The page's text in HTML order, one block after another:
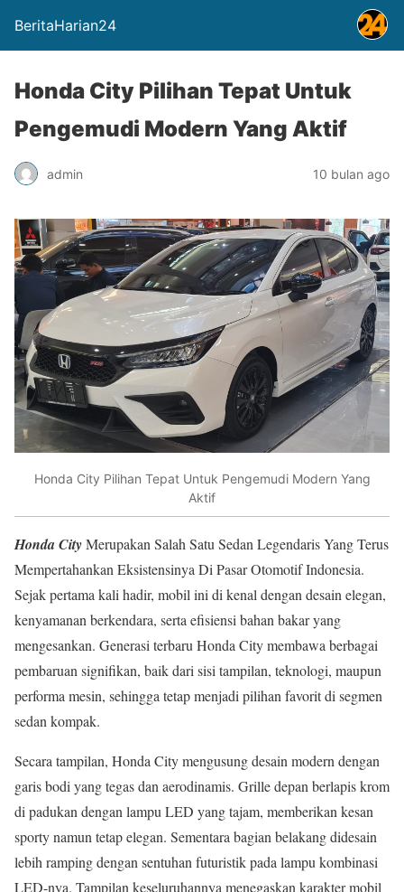
BeritaHarian24
Honda City Pilihan Tepat Untuk
Pengemudi Modern Yang Aktif
admin 10 bulan ago
Honda City Pilihan Tepat Untuk Pengemudi Modern Yang
Aktif
Honda CityMerupakan Salah Satu Sedan Legendaris Yang Terus
Mempertahankan Eksistensinya Di Pasar Otomotif Indonesia.
Sejak pertama kali hadir, mobil ini di kenal dengan desain elegan,
kenyamanan berkendara, serta efisiensi bahan bakar yang
mengesankan. Generasi terbaru Honda City membawa berbagai
pembaruan signifikan, baik dari sisi tampilan, teknologi, maupun
performa mesin, sehingga tetap menjadi pilihan favorit di segmen
sedan kompak.
Secara tampilan, Honda City mengusung desain modern dengan
garis bodi yang tegas dan aerodinamis. Grille depan berlapis krom
di padukan dengan lampu LED yang tajam, memberikan kesan
sporty namun tetap elegan. Sementara bagian belakang didesain
lebih ramping dengan sentuhan futuristik pada lampu kombinasi
LED-nya. Tampilan keseluruhannya menegaskan karakter mobil